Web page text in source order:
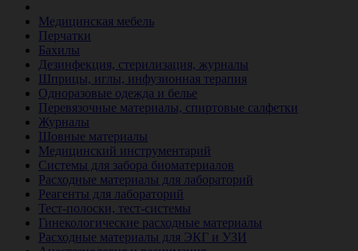
Медицинская мебель
Перчатки
Бахилы
Дезинфекция, стерилизация, журналы
Шприцы, иглы, инфузионная терапия
Одноразовые одежда и белье
Перевязочные материалы, спиртовые салфетки
Журналы
Шовные материалы
Медицинский инструментарий
Системы для забора биоматериалов
Расходные материалы для лабораторий
Реагенты для лабораторий
Тест-полоски, тест-системы
Гинекологические расходные материалы
Расходные материалы для ЭКГ и УЗИ